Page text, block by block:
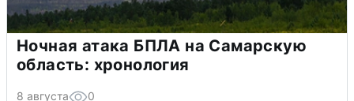
Ночная атака БПЛА на Самарскую
область: хронология
8 августа 0